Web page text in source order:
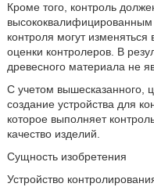
Кроме того, контроль
высококвалифицированным
контроля могут
оценки контролеров. В
древесного материала не
С учетом вышесказанного,
создание устройства для
которое выполняет
качество изделий.
Сущность изобретения
Устройство